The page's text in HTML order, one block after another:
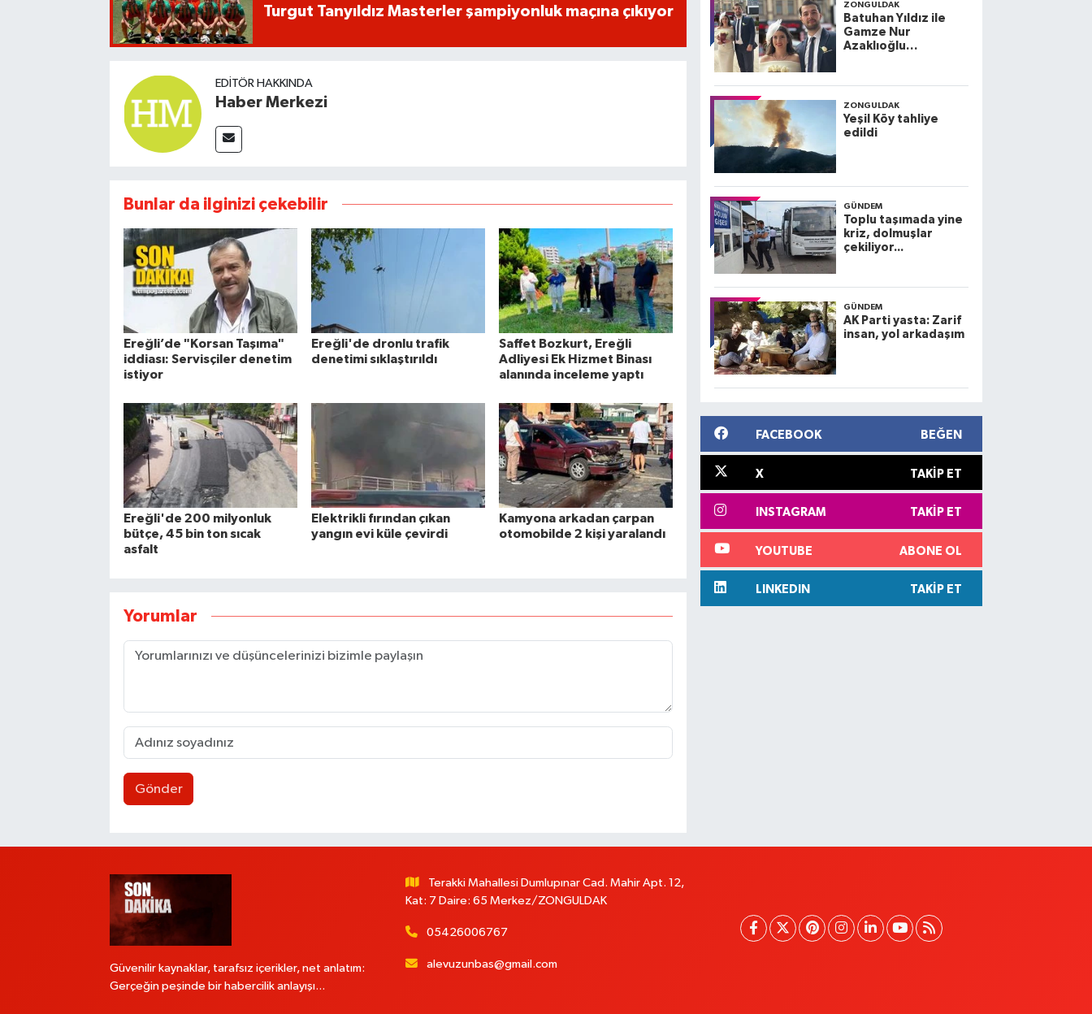
Turgut Tanyıldız Masterler şampiyonluk maçına çıkıyor
EDITÖR HAKKINDA
Haber Merkezi
Bunlar da ilginizi çekebilir
Ereğli’de "Korsan Taşıma"
iddiası: Servisçiler denetim
istiyor
Ereğli'de dronlu trafik
denetimi sıklaştırıldı
Saffet Bozkurt, Ereğli
Adliyesi Ek Hizmet Binası
alanında inceleme yaptı
Ereğli'de 200 milyonluk
bütçe, 45 bin ton sıcak
asfalt
Elektrikli fırından çıkan
yangın evi küle çevirdi
Kamyona arkadan çarpan
otomobilde 2 kişi yaralandı
Yorumlar
Gönder
ZONGULDAK
Batuhan Yıldız ile
Gamze Nur
Azaklıoğlu
ZONGULDAK
Yeşil Köy tahliye
edildi
GÜNDEM
Toplu taşımada yine
kriz, dolmuşlar
çekiliyor...
GÜNDEM
AK Parti yasta: Zarif
insan, yol arkadaşım
FACEBOOK BEĞEN
X TAKIP ET
INSTAGRAM TAKIP ET
YOUTUBE ABONE OL
LINKEDIN TAKIP ET
Güvenilir kaynaklar, tarafsız içerikler, net anlatım:
Gerçeğin peşinde bir habercilik anlayışı...
Terakki Mahallesi Dumlupınar Cad. Mahir Apt. 12,
Kat: 7 Daire: 65 Merkez/ZONGULDAK
05426006767
alevuzunbas@gmail.com